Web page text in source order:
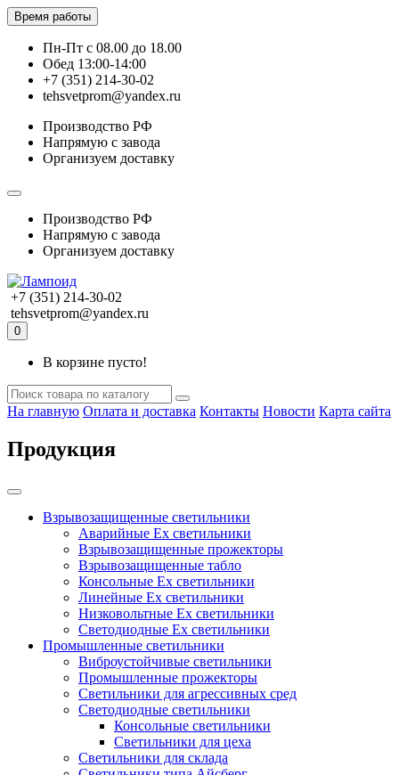
Время работы
Пн-Пт с 08.00 до 18.00
Обед 13:00-14:00
+7 (351) 214-30-02
tehsvetprom@yandex.ru
Производство РФ
Напрямую с завода
Организуем доставку
Производство РФ
Напрямую с завода
Организуем доставку
+7 (351) 214-30-02
tehsvetprom@yandex.ru
0
В корзине пусто!
На главную Оплата и доставка Контакты Новости Карта сайта
Продукция
Взрывозащищенные светильники
Аварийные Ex светильники
Взрывозащищенные прожекторы
Взрывозащищенные табло
Консольные Ех светильники
Линейные Ex светильники
Низковольтные Ex светильники
Светодиодные Ex светильники
Промышленные светильники
Виброустойчивые светильники
Промышленные прожекторы
Светильники для агрессивных сред
Светодиодные светильники
Консольные светильники
Светильники для цеха
Светильники для склада